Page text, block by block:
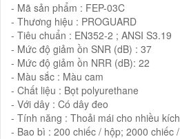
- Mã sản phẩm : FEP-03C
- Thương hiệu : PROGUARD
- Tiêu chuẩn : EN352-2 ; ANSI S3.19
- Mức độ giảm ồn SNR (dB) : 37
- Mức độ giảm ồn NRR (dB): 22
- Màu sắc : Màu cam
- Chất liệu : Bọt polyurethane
- Với dây : Có dây đeo
- Tính năng : Thoải mái cho nhiều
- Bao bì : 200 chiếc / hộp; 2000 chiếc